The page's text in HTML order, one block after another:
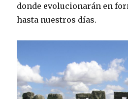
donde evolucionarán en
hasta nuestros días.